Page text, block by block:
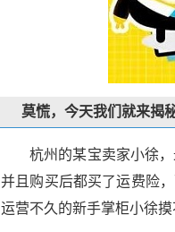
莫慌，今天我们就来揭
杭州的某宝卖家小徐
并且购买后都买了运费险
运营不久的新手掌柜小徐摸